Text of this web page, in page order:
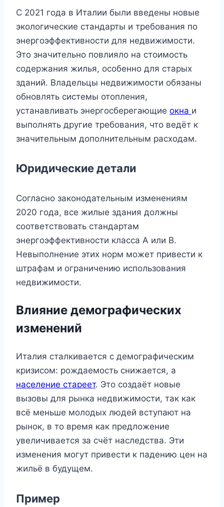
С 2021 года в Италии были введены новые
экологические стандарты и требования по
энергоэффективности для недвижимости.
Это значительно повлияло на стоимость
содержания жилья, особенно для старых
зданий. Владельцы недвижимости обязаны
обновлять системы отопления,
устанавливать энергосберегающие окна и
выполнять другие требования, что ведёт к
значительным дополнительным расходам.
Юридические детали
Согласно законодательным изменениям
2020 года, все жилые здания должны
соответствовать стандартам
энергоэффективности класса A или B.
Невыполнение этих норм может привести к
штрафам и ограничению использования
недвижимости.
Влияние демографических
изменений
Италия сталкивается с демографическим
кризисом: рождаемость снижается, а
население стареет. Это создаёт новые
вызовы для рынка недвижимости, так как
всё меньше молодых людей вступают на
рынок, в то время как предложение
увеличивается за счёт наследства. Эти
изменения могут привести к падению цен на
жильё в будущем.
Пример